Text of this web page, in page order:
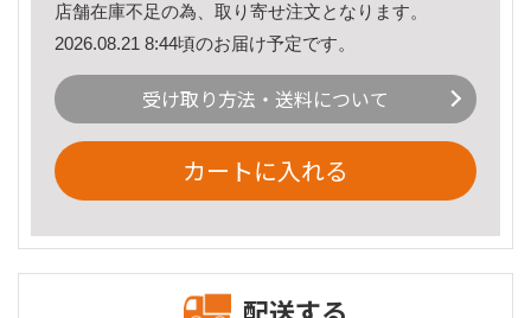
店舗在庫不足の為、取り寄せ注文となります。
2026.08.21 8:44頃のお届け予定です。
受け取り方法・送料について
カートに入れる